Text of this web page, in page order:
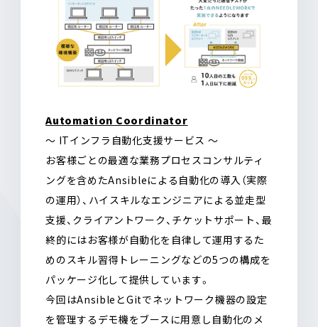
Automation Coordinator
〜 ITインフラ自動化支援サービス 〜
お客様ごとの最適な業務プロセスコンサルティ
ングを含めたAnsibleによる自動化の導入（実際
の運用）、ハイスキルなエンジニアによる並走型
支援、クライアントワーク、チケットサポート、最
終的にはお客様が自動化を自律して運用するた
めのスキル習得トレーニングなどの5つの構成を
パッケージ化して提供しています。
今回はAnsibleとGitでネットワーク機器の設定
を管理するデモ機をブースに用意し自動化のメ